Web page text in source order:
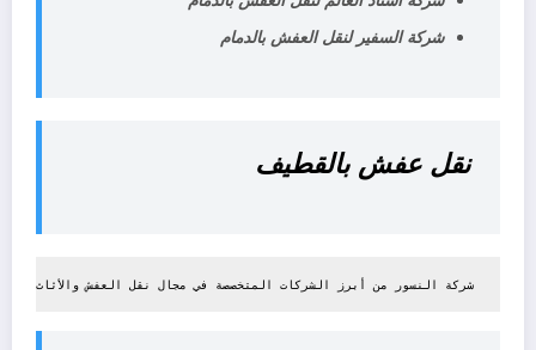
شركة السفير لنقل العفش بالدمام
نقل عفش بالقطيف
شركة النسور من أبرز الشركات المتخصصة في مجال نقل العفش والأثاث